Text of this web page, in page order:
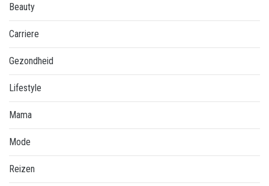
Beauty
Carriere
Gezondheid
Lifestyle
Mama
Mode
Reizen